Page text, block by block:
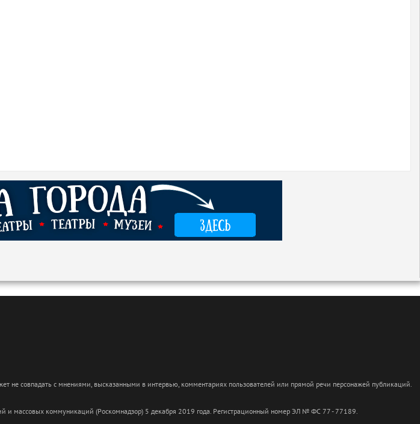
не совпадать с мнениями, высказанными в интервью, комментариях пользователей или прямой речи персонажей публикаций.
и массовых коммуникаций (Роскомнадзор) 5 декабря 2019 года. Регистрационный номер ЭЛ № ФС 77 - 77189.